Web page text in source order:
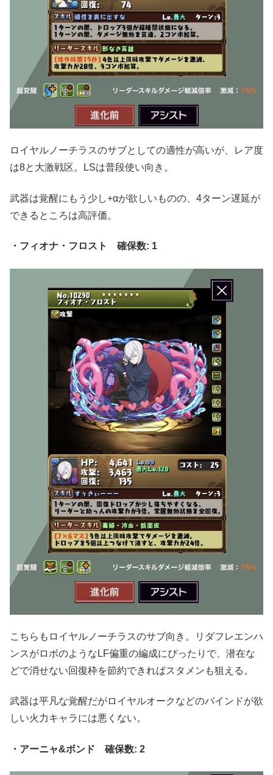
ロイヤルノーチラスのサブとしての適性が高いが、レア度
は8と大激戦区。LSは普段使い向き。
武器は覚醒にもう少し+αが欲しいものの、4ターン遅延が
できるところは高評価。
・フィオナ・フロスト 確保数: 1
こちらもロイヤルノーチラスのサブ向き。リダフレエンハ
ンスがロボのようなLF偏重の編成にぴったりで、潜在な
どで消せない回復枠を節約できればスタメンも狙える。
武器は平凡な覚醒だがロイヤルオークなどのバインドが欲
しい火力キャラには悪くない。
・アーニャ&ボンド 確保数: 2